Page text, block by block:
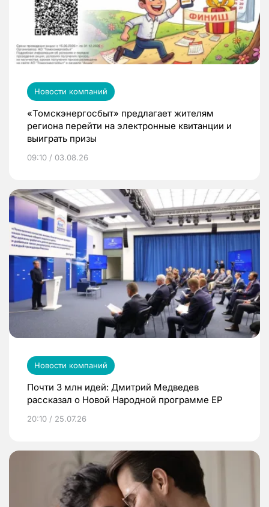
Новости компаний
«Томскэнергосбыт» предлагает жителям
региона перейти на электронные квитанции и
выиграть призы
09:10 / 03.08.26
Новости компаний
Почти 3 млн идей: Дмитрий Медведев
рассказал о Новой Народной программе ЕР
20:10 / 25.07.26